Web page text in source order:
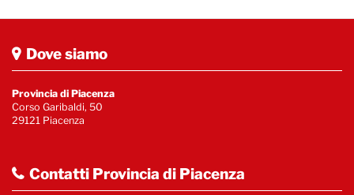
Dove siamo
Provincia di Piacenza
Corso Garibaldi, 50
29121 Piacenza
Contatti Provincia di Piacenza